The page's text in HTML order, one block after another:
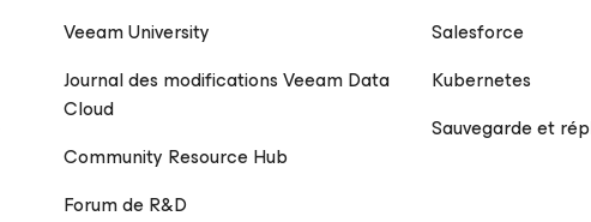
Veeam University
Journal des modifications Veeam Data
Cloud
Community Resource Hub
Forum de R&D
Salesforce
Kubernetes
Sauvegarde et